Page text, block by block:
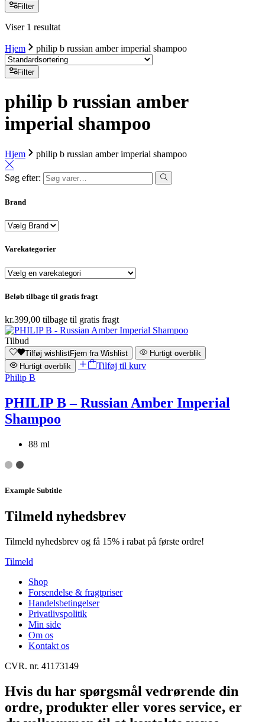
Filter
Viser 1 resultat
Hjem philip b russian amber imperial shampoo
Filter
philip b russian amber
imperial shampoo
Hjem philip b russian amber imperial shampoo
Søg efter:
Brand
Varekategorier
Beløb tilbage til gratis fragt
kr.399,00 tilbage til gratis fragt
Tilbud
Tilføj wishlistFjern fra Wishlist
Hurtigt overblik
Hurtigt overblik
Tilføj til kurv
Philip B
PHILIP B – Russian Amber Imperial
Shampoo
88 ml
Example Subtitle
Tilmeld nyhedsbrev
Tilmeld nyhedsbrev og få 15% i rabat på første ordre!
Tilmeld
Shop
Forsendelse & fragtpriser
Handelsbetingelser
Privatlivspolitik
Min side
Om os
Kontakt os
CVR. nr. 41173149
Hvis du har spørgsmål vedrørende din
ordre, produkter eller vores service, er